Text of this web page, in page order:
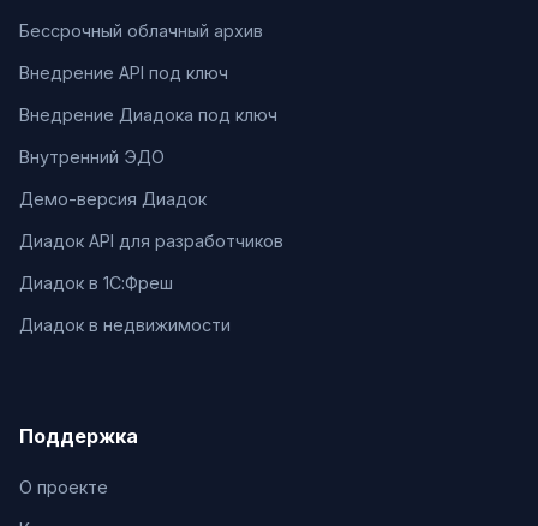
Бессрочный облачный архив
Внедрение API под ключ
Внедрение Диадока под ключ
Внутренний ЭДО
Демо-версия Диадок
Диадок API для разработчиков
Диадок в 1С:Фреш
Диадок в недвижимости
Поддержка
О проекте